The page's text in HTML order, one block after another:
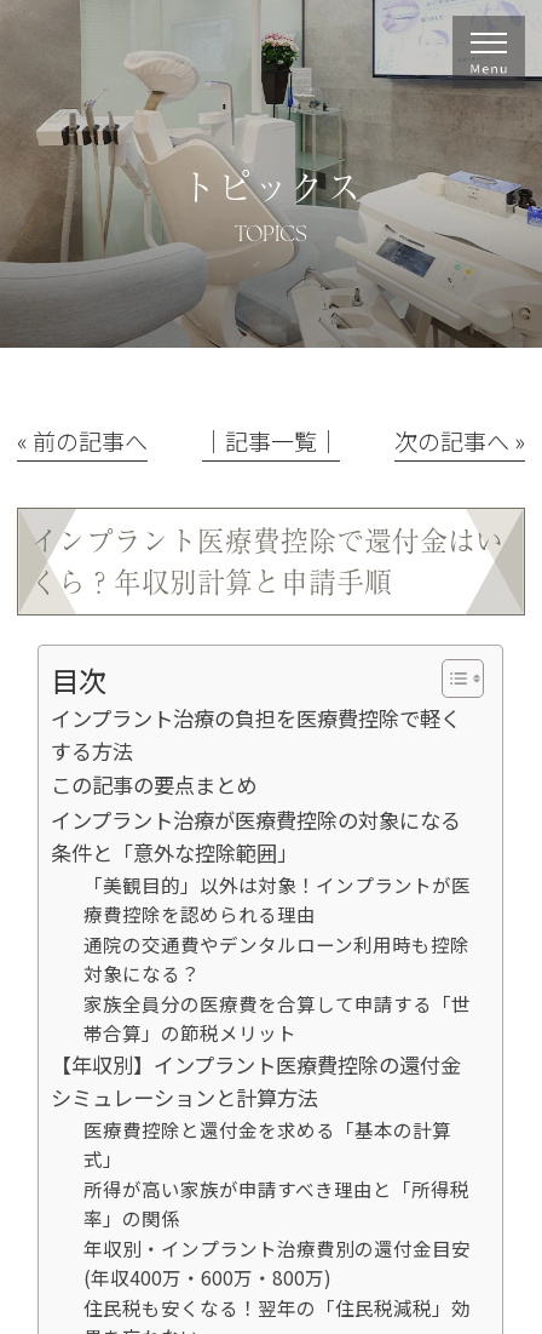
トピックス
TOPICS
« 前の記事へ │記事一覧│ 次の記事へ »
インプラント医療費控除で還付金はい
くら？年収別計算と申請手順
目次
インプラント治療の負担を医療費控除で軽く
する方法
この記事の要点まとめ
インプラント治療が医療費控除の対象になる
条件と「意外な控除範囲」
「美観目的」以外は対象！インプラントが医
療費控除を認められる理由
通院の交通費やデンタルローン利用時も控除
対象になる？
家族全員分の医療費を合算して申請する「世
帯合算」の節税メリット
【年収別】インプラント医療費控除の還付金
シミュレーションと計算方法
医療費控除と還付金を求める「基本の計算
式」
所得が高い家族が申請すべき理由と「所得税
率」の関係
年収別・インプラント治療費別の還付金目安
(年収400万・600万・800万)
住民税も安くなる！翌年の「住民税減税」効